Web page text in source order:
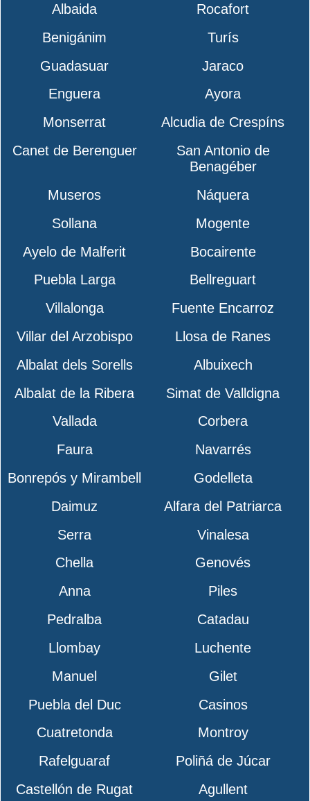
Albaida
Rocafort
Benigánim
Turís
Guadasuar
Jaraco
Enguera
Ayora
Monserrat
Alcudia de Crespíns
Canet de Berenguer
San Antonio de
Benagéber
Museros
Náquera
Sollana
Mogente
Ayelo de Malferit
Bocairente
Puebla Larga
Bellreguart
Villalonga
Fuente Encarroz
Villar del Arzobispo
Llosa de Ranes
Albalat dels Sorells
Albuixech
Albalat de la Ribera
Simat de Valldigna
Vallada
Corbera
Faura
Navarrés
Bonrepós y Mirambell
Godelleta
Daimuz
Alfara del Patriarca
Serra
Vinalesa
Chella
Genovés
Anna
Piles
Pedralba
Catadau
Llombay
Luchente
Manuel
Gilet
Puebla del Duc
Casinos
Cuatretonda
Montroy
Rafelguaraf
Poliñá de Júcar
Castellón de Rugat
Agullent